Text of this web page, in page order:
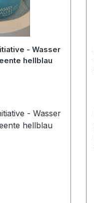
- Wasser
hellblau
- Wasser
hellblau